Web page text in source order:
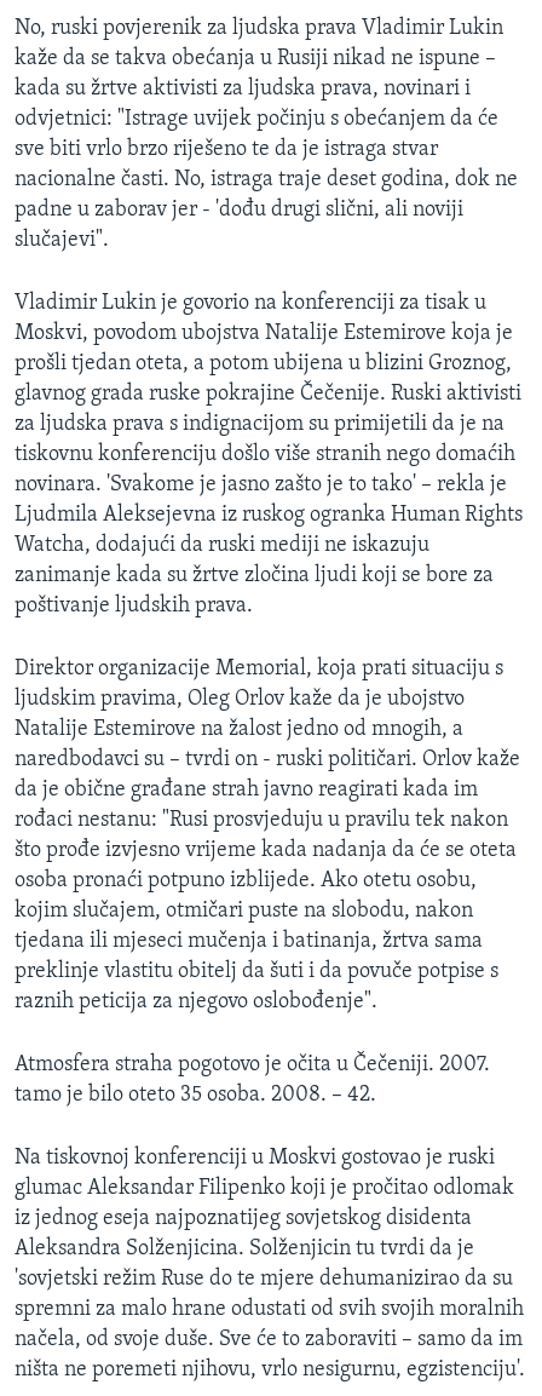
No, ruski povjerenik za ljudska prava Vladimir Lukin
kaže da se takva obećanja u Rusiji nikad ne ispune –
kada su žrtve aktivisti za ljudska prava, novinari i
odvjetnici: "Istrage uvijek počinju s obećanjem da će
sve biti vrlo brzo riješeno te da je istraga stvar
nacionalne časti. No, istraga traje deset godina, dok ne
padne u zaborav jer - 'dođu drugi slični, ali noviji
slučajevi".
Vladimir Lukin je govorio na konferenciji za tisak u
Moskvi, povodom ubojstva Natalije Estemirove koja je
prošli tjedan oteta, a potom ubijena u blizini Groznog,
glavnog grada ruske pokrajine Čečenije. Ruski aktivisti
za ljudska prava s indignacijom su primijetili da je na
tiskovnu konferenciju došlo više stranih nego domaćih
novinara. 'Svakome je jasno zašto je to tako' – rekla je
Ljudmila Aleksejevna iz ruskog ogranka Human Rights
Watcha, dodajući da ruski mediji ne iskazuju
zanimanje kada su žrtve zločina ljudi koji se bore za
poštivanje ljudskih prava.
Direktor organizacije Memorial, koja prati situaciju s
ljudskim pravima, Oleg Orlov kaže da je ubojstvo
Natalije Estemirove na žalost jedno od mnogih, a
naredbodavci su – tvrdi on - ruski političari. Orlov kaže
da je obične građane strah javno reagirati kada im
rođaci nestanu: "Rusi prosvjeduju u pravilu tek nakon
što prođe izvjesno vrijeme kada nadanja da će se oteta
osoba pronaći potpuno izblijede. Ako otetu osobu,
kojim slučajem, otmičari puste na slobodu, nakon
tjedana ili mjeseci mučenja i batinanja, žrtva sama
preklinje vlastitu obitelj da šuti i da povuče potpise s
raznih peticija za njegovo oslobođenje".
Atmosfera straha pogotovo je očita u Čečeniji. 2007.
tamo je bilo oteto 35 osoba. 2008. – 42.
Na tiskovnoj konferenciji u Moskvi gostovao je ruski
glumac Aleksandar Filipenko koji je pročitao odlomak
iz jednog eseja najpoznatijeg sovjetskog disidenta
Aleksandra Solženjicina. Solženjicin tu tvrdi da je
'sovjetski režim Ruse do te mjere dehumanizirao da su
spremni za malo hrane odustati od svih svojih moralnih
načela, od svoje duše. Sve će to zaboraviti – samo da im
ništa ne poremeti njihovu, vrlo nesigurnu, egzistenciju'.